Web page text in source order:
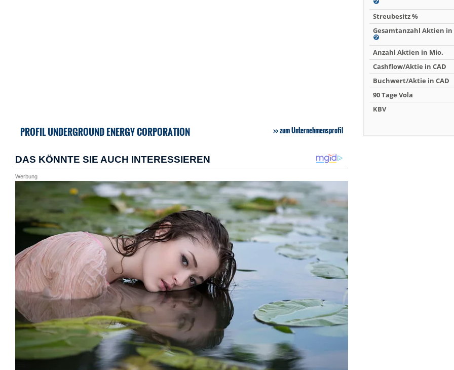
PROFIL UNDERGROUND ENERGY CORPORATION zum Unternehmensprofil
Streubesitz %
Gesamtanzahl Aktien in
Anzahl Aktien in Mio.
Cashflow/Aktie in CAD
Buchwert/Aktie in CAD
90 Tage Vola
KBV